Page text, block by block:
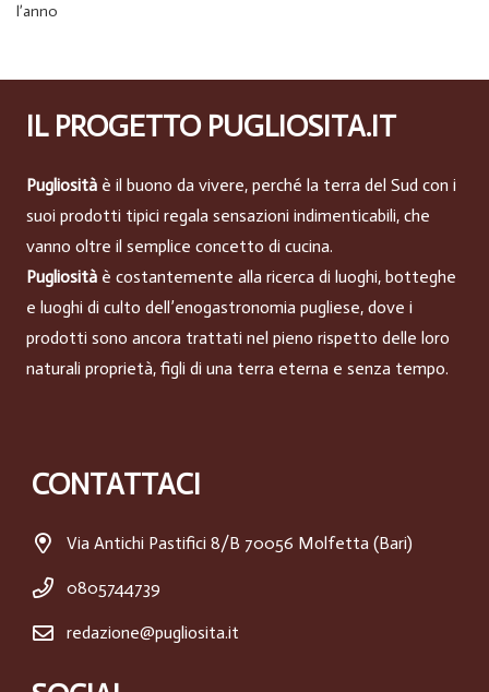
l’anno
IL PROGETTO PUGLIOSITA.IT
Pugliosità è il buono da vivere, perché la terra del Sud con i
suoi prodotti tipici regala sensazioni indimenticabili, che
vanno oltre il semplice concetto di cucina.
Pugliosità è costantemente alla ricerca di luoghi, botteghe
e luoghi di culto dell’enogastronomia pugliese, dove i
prodotti sono ancora trattati nel pieno rispetto delle loro
naturali proprietà, figli di una terra eterna e senza tempo.
CONTATTACI
Via Antichi Pastifici 8/B 70056 Molfetta (Bari)
0805744739
redazione@pugliosita.it